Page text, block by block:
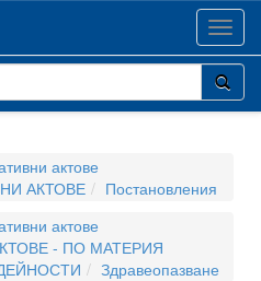
актове
АКТОВЕ
Постановления
актове
- ПО МАТЕРИЯ
Здравеопазване